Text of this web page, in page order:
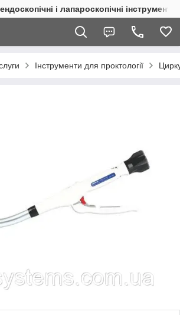
і лапароскопічні інструменти
Інструменти для проктології